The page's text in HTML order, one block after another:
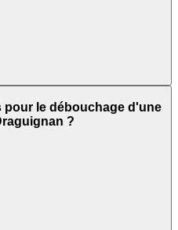
le débouchage d'une
?